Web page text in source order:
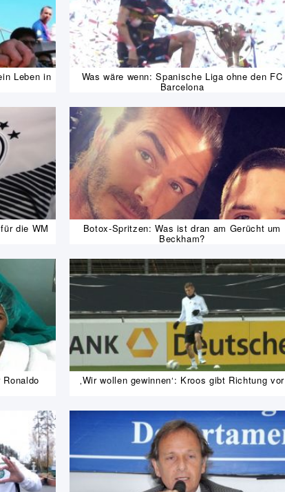
Leben in Was wäre wenn: Spanische Liga ohne den FC
Barcelona
die WM Botox-Spritzen: Was ist dran am Gerücht um
Beckham?
‚Wir wollen gewinnen‘: Kroos gibt Richtung vor